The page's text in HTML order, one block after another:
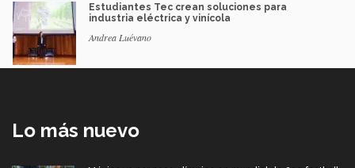
Estudiantes Tec crean soluciones para
industria eléctrica y vinícola
Andrea Luévano
Lo más nuevo